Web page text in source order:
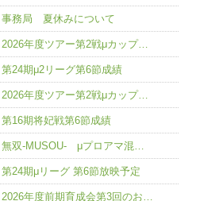
事務局 夏休みについて
2026年度ツアー第2戦μカップ…
第24期μ2リーグ第6節成績
2026年度ツアー第2戦μカップ…
第16期将妃戦第6節成績
無双-MUSOU- μプロアマ混…
第24期μリーグ 第6節放映予定
2026年度前期育成会第3回のお…